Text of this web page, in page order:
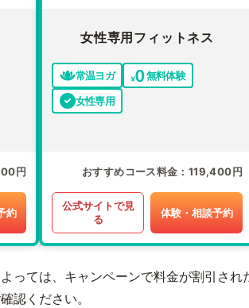
円
約
女性専用フィットネス
常温ヨガ
無料体験
女性専用
おすすめコース料金 119,400円
公式サイトで見
る
体験・相談予約
っては、キャンペーンで料金が割引され
認ください。